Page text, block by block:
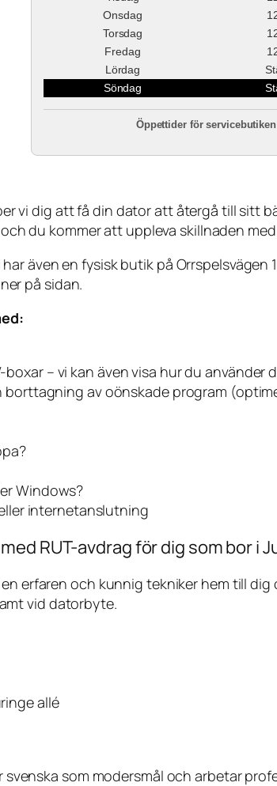
Onsdag
Torsdag
Fredag
Lördag
Söndag
Öppettider för
vi dig att få din dator att återgå till sitt
du kommer att uppleva skillnaden med
även en fysisk butik på Orrspelsvägen
på sidan.
– vi kan även visa hur du använder
borttagning av oönskade program
Windows?
internetanslutning
RUT-avdrag för dig som bor i
erfaren och kunnig tekniker hem till dig
vid datorbyte.
allé
svenska som modersmål och arbetar